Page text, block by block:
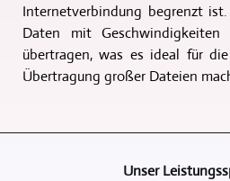
Internetverbindung begrenzt
Daten mit
übertragen, was es ideal für
Übertragung großer Dateien
Unser